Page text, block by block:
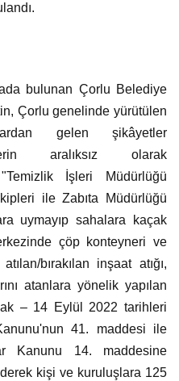
bulunan Çorlu Belediye
Çorlu genelinde yürütülen
gelen şikâyetler
aralıksız olarak
İşleri Müdürlüğü
ile Zabıta Müdürlüğü
uymayıp sahalara kaçak
çöp konteyneri ve
bırakılan inşaat atığı,
atanlara yönelik yapılan
– 14 Eylül 2022 tarihleri
41. maddesi ile
Kanunu 14. maddesine
kişi ve kuruluşlara 125